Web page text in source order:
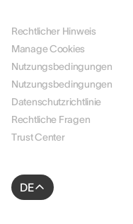
Rechtlicher Hinweis
Manage Cookies
Nutzungsbedingungen
Nutzungsbedingungen
Datenschutzrichtlinie
Rechtliche Fragen
Trust Center
DE